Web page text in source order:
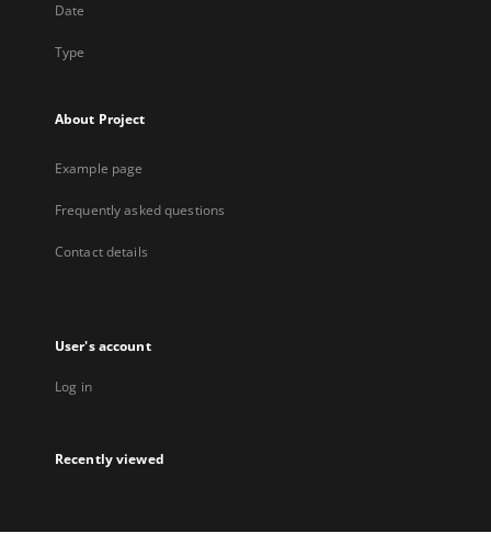
Date
Type
About Project
Example page
Frequently asked questions
Contact details
User's account
Log in
Recently viewed